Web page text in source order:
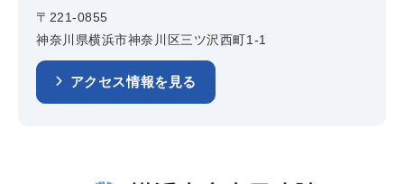
〒221-0855
神奈川県横浜市神奈川区三ツ沢西町1-1
アクセス情報を見る